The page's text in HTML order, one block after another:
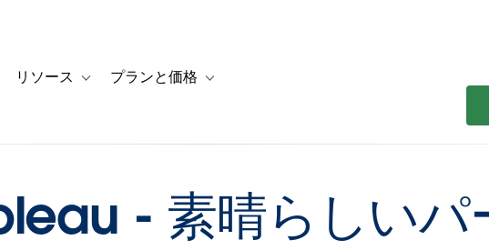
タマーストーリー
sub-navigation for ソリューション
リソース Toggle sub-navigation for リソース
プランと価格 Toggle sub-navigation for プランと価格
- 素晴らしいパ